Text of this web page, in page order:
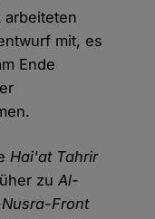
arbeiteten
mit, es
Ende
Hai'at Tahrir
zu Al-
Front